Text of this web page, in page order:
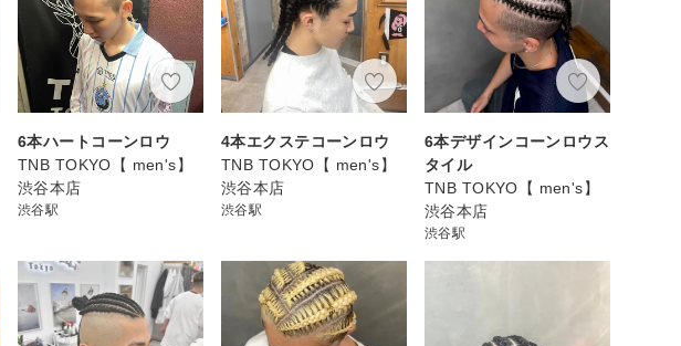
6本ハートコーンロウ
TNB TOKYO【 men's】
渋谷本店
渋谷駅
4本エクステコーンロウ
TNB TOKYO【 men's】
渋谷本店
渋谷駅
6本デザインコーンロウス
タイル
TNB TOKYO【 men's】
渋谷本店
渋谷駅